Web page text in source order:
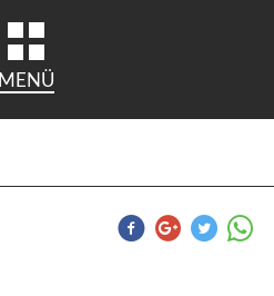
MENÜ